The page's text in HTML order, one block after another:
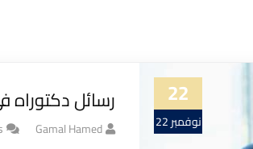
22
نوفمبر 22
رسائل دكتوراه
Gamal Hamed